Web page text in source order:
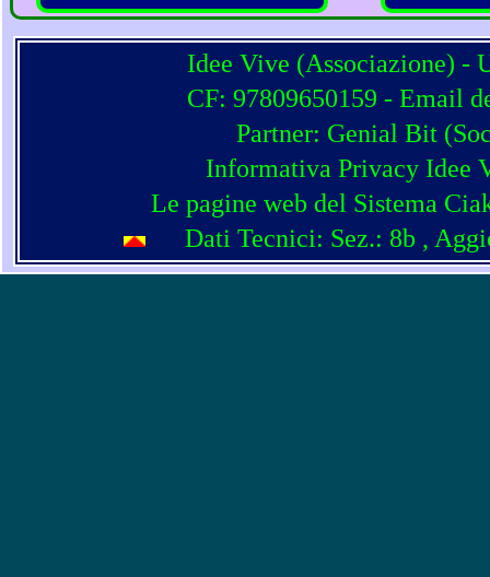
Idee Vive (Associazione) -
CF: 97809650159 - Email
Partner: Genial Bit (
Informativa Privacy Idee
Le pagine web del Sistema
Dati Tecnici: Sez.: 8b ,